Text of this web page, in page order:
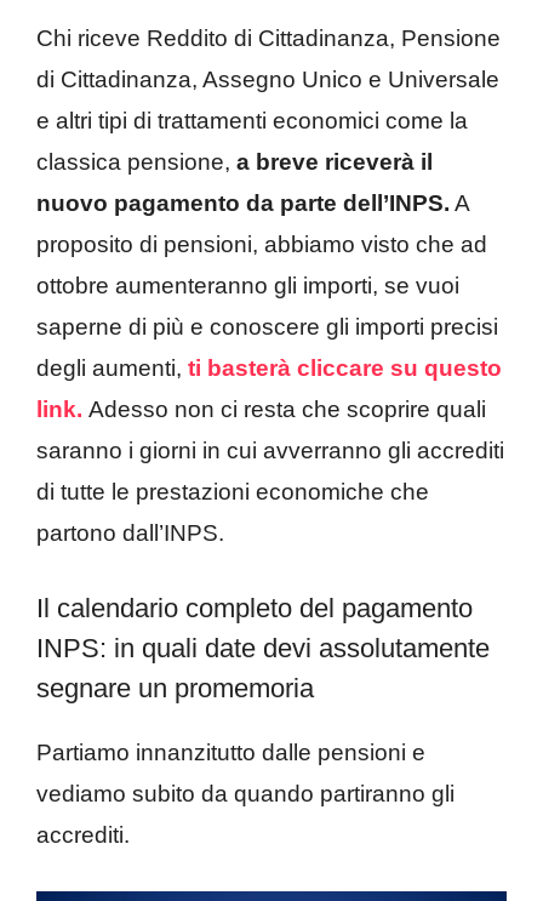
Chi riceve Reddito di Cittadinanza, Pensione
di Cittadinanza, Assegno Unico e Universale
e altri tipi di trattamenti economici come la
classica pensione, a breve riceverà il
nuovo pagamento da parte dell’INPS. A
proposito di pensioni, abbiamo visto che ad
ottobre aumenteranno gli importi, se vuoi
saperne di più e conoscere gli importi precisi
degli aumenti, ti basterà cliccare su questo
link. Adesso non ci resta che scoprire quali
saranno i giorni in cui avverranno gli accrediti
di tutte le prestazioni economiche che
partono dall’INPS.
Il calendario completo del pagamento
INPS: in quali date devi assolutamente
segnare un promemoria
Partiamo innanzitutto dalle pensioni e
vediamo subito da quando partiranno gli
accrediti.